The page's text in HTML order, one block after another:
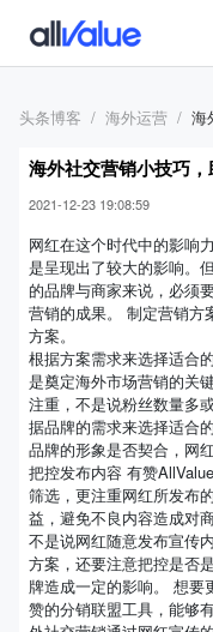
头条博客 海外运营 海
海外社交营销小技巧
2021-12-23 19:08:59
网红在这个时代中的影响
是呈现出了较大的影响。
的品牌与商家来说，必须
营销的成果。 制定营销方
方案。
根据方案需求来选择适合
是奠定海外市场营销的关
注重，不是说粉丝数量多
据品牌的需求来选择适合
品牌的形象是否契合，网
把控发布内容 有赞
筛选，更注重网红所发布
益，避免不良内容造成对
不是说网红随意发布宣传
方案，还要注意把控是否
牌造成一定的影响。 想要
赞的分销联盟工具，能够